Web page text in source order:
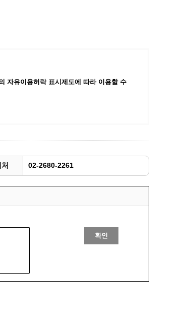
자유이용허락 표시제도에 따라 이용할 수
02-2680-2261
확인